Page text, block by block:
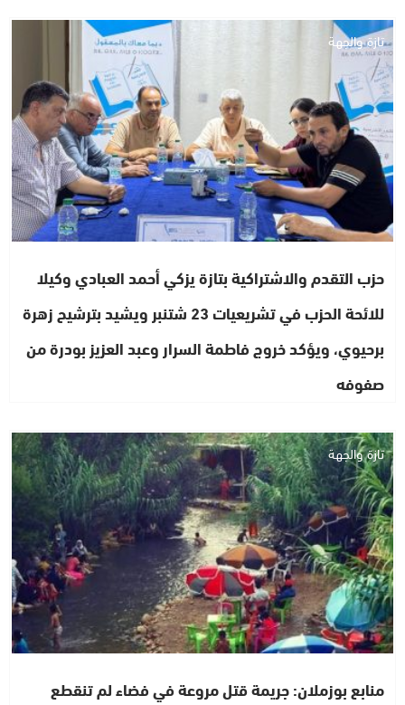
تازة والجهة
حزب التقدم والاشتراكية بتازة يزكي أحمد العبادي وكيلا
للائحة الحزب في تشريعيات 23 شتنبر ويشيد بترشيح زهرة
برحيوي، ويؤكد خروج فاطمة السرار وعبد العزيز بودرة من
صفوفه
تازة والجهة
منابع بوزملان: جريمة قتل مروعة في فضاء لم تنقطع